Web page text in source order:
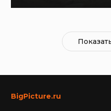
BigPicture.ru